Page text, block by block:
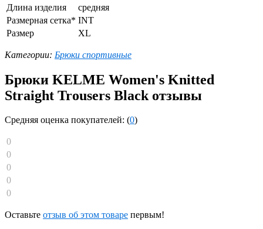
Длина изделия
средняя
Размерная сетка* INT
Размер
XL
Категории: Брюки спортивные
Брюки KELME Women's Knitted
Straight Trousers Black отзывы
Средняя оценка покупателей: (0)
0
0
0
0
0
Оставьте отзыв об этом товаре первым!